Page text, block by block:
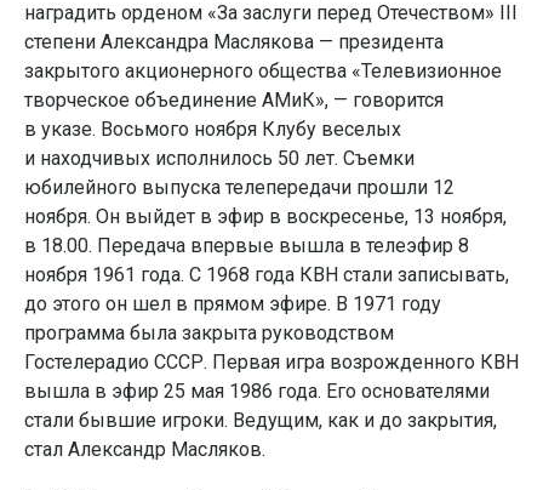
наградить орденом «За заслуги перед Отечеством» III
степени Александра Маслякова — президента
закрытого акционерного общества «Телевизионное
творческое объединение АМиК», — говорится
в указе. Восьмого ноября Клубу веселых
и находчивых исполнилось 50 лет. Съемки
юбилейного выпуска телепередачи прошли 12
ноября. Он выйдет в эфир в воскресенье, 13 ноября,
в 18.00. Передача впервые вышла в телеэфир 8
ноября 1961 года. С 1968 года КВН стали записывать,
до этого он шел в прямом эфире. В 1971 году
программа была закрыта руководством
Гостелерадио СССР. Первая игра возрожденного КВН
вышла в эфир 25 мая 1986 года. Его основателями
стали бывшие игроки. Ведущим, как и до закрытия,
стал Александр Масляков.